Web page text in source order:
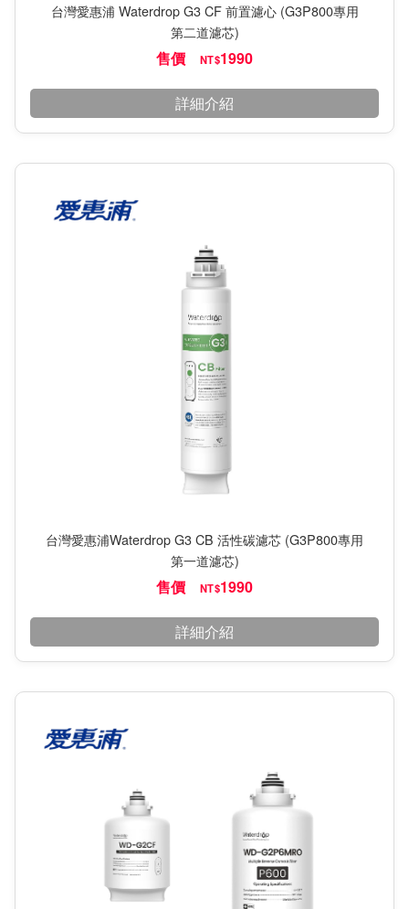
台灣愛惠浦 Waterdrop G3 CF 前置濾心 (G3P800專用
第二道濾芯)
售價 NT$1990
詳細介紹
台灣愛惠浦Waterdrop G3 CB 活性碳濾芯 (G3P800專用
第一道濾芯)
售價 NT$1990
詳細介紹